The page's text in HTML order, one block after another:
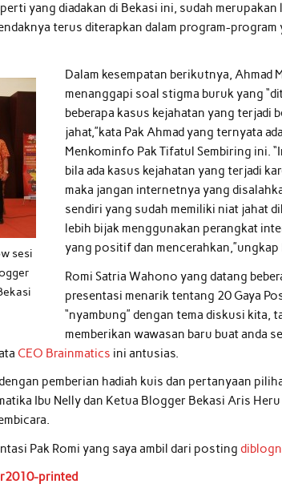
yang diadakan di Bekasi ini, sudah
terus diterapkan dalam program-program
sesi
Dalam kesempatan berikutnya,
menanggapi soal stigma buruk yang
beberapa kasus kejahatan yang terjadi
jahat,”kata Pak Ahmad yang ternyata
Menkominfo Pak Tifatul Sembiring ini.
bila ada kasus kejahatan yang terjadi
maka jangan internetnya yang
sendiri yang sudah memiliki niat jahat
lebih bijak menggunakan perangkat
yang positif dan mencerahkan,”ungkap
Romi Satria Wahono yang datang
presentasi menarik tentang 20 Gaya
“nyambung” dengan tema diskusi kita,
memberikan wawasan baru buat anda
CEO Brainmatics ini antusias.
pemberian hadiah kuis dan pertanyaan
Ibu Nelly dan Ketua Blogger Bekasi Aris
Pak Romi yang saya ambil dari posting
printed